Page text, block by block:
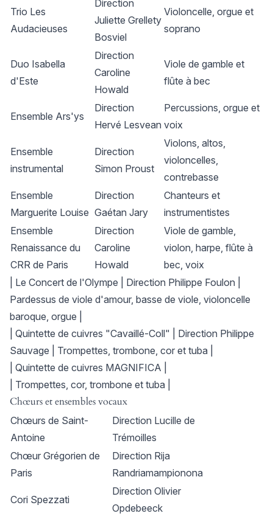
Trio Les
Audacieuses
Direction
Juliette Grellety
Bosviel
Violoncelle, orgue et
soprano
Duo Isabella
d'Este
Direction
Caroline
Howald
Viole de gamble et
flûte à bec
Ensemble Ars'ys
Direction
Hervé Lesvean
Percussions, orgue et
voix
Ensemble
instrumental
Direction
Simon Proust
Violons, altos,
violoncelles,
contrebasse
Ensemble
Marguerite Louise
Direction
Gaétan Jary
Chanteurs et
instrumentistes
Ensemble
Renaissance du
CRR de Paris
Direction
Caroline
Howald
Viole de gamble,
violon, harpe, flûte à
bec, voix
| Le Concert de l'Olympe | Direction Philippe Foulon |
Pardessus de viole d'amour, basse de viole, violoncelle
baroque, orgue |
| Quintette de cuivres "Cavaillé-Coll" | Direction Philippe
Sauvage | Trompettes, trombone, cor et tuba |
| Quintette de cuivres MAGNIFICA |
| Trompettes, cor, trombone et tuba |
Chœurs et ensembles vocaux
Chœurs de Saint-
Antoine
Direction Lucille de
Trémoilles
Chœur Grégorien de
Paris
Direction Rija
Randriamampionona
Cori Spezzati
Direction Olivier
Opdebeeck